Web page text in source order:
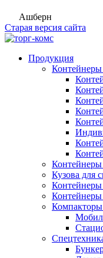
Ашберн
Старая версия сайта
Продукция
Кузова для
Контейнеры